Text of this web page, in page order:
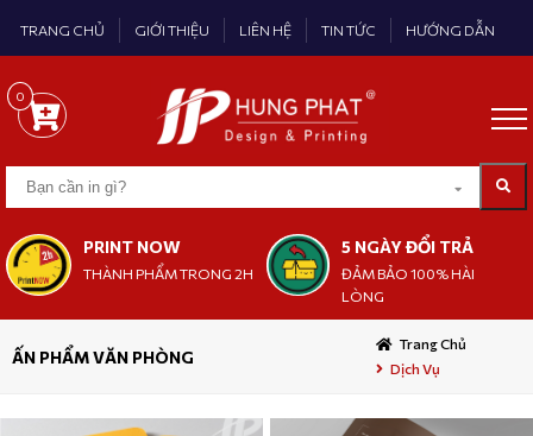
TRANG CHỦ GIỚI THIỆU LIÊN HỆ TIN TỨC HƯỚNG DẪN
0
PRINT NOW
THÀNH PHẨM TRONG 2H
5 NGÀY ĐỔI TRẢ
ĐẢM BẢO 100% HÀI
LÒNG
ẤN PHẨM VĂN PHÒNG
Trang Chủ
Dịch Vụ